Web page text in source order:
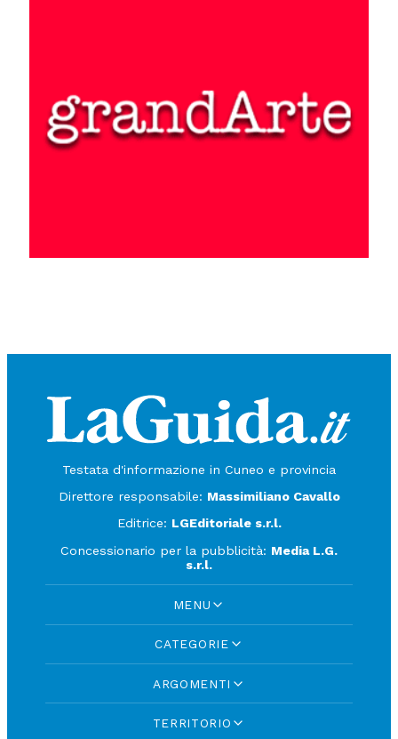
Testata d'informazione in Cuneo e provincia
Direttore responsabile: Massimiliano Cavallo
Editrice: LGEditoriale s.r.l.
Concessionario per la pubblicità: Media L.G.
s.r.l.
MENU
CATEGORIE
ARGOMENTI
TERRITORIO